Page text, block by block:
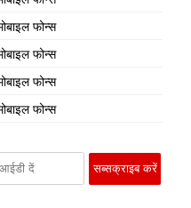
फोन्स
फोन्स
फोन्स
फोन्स